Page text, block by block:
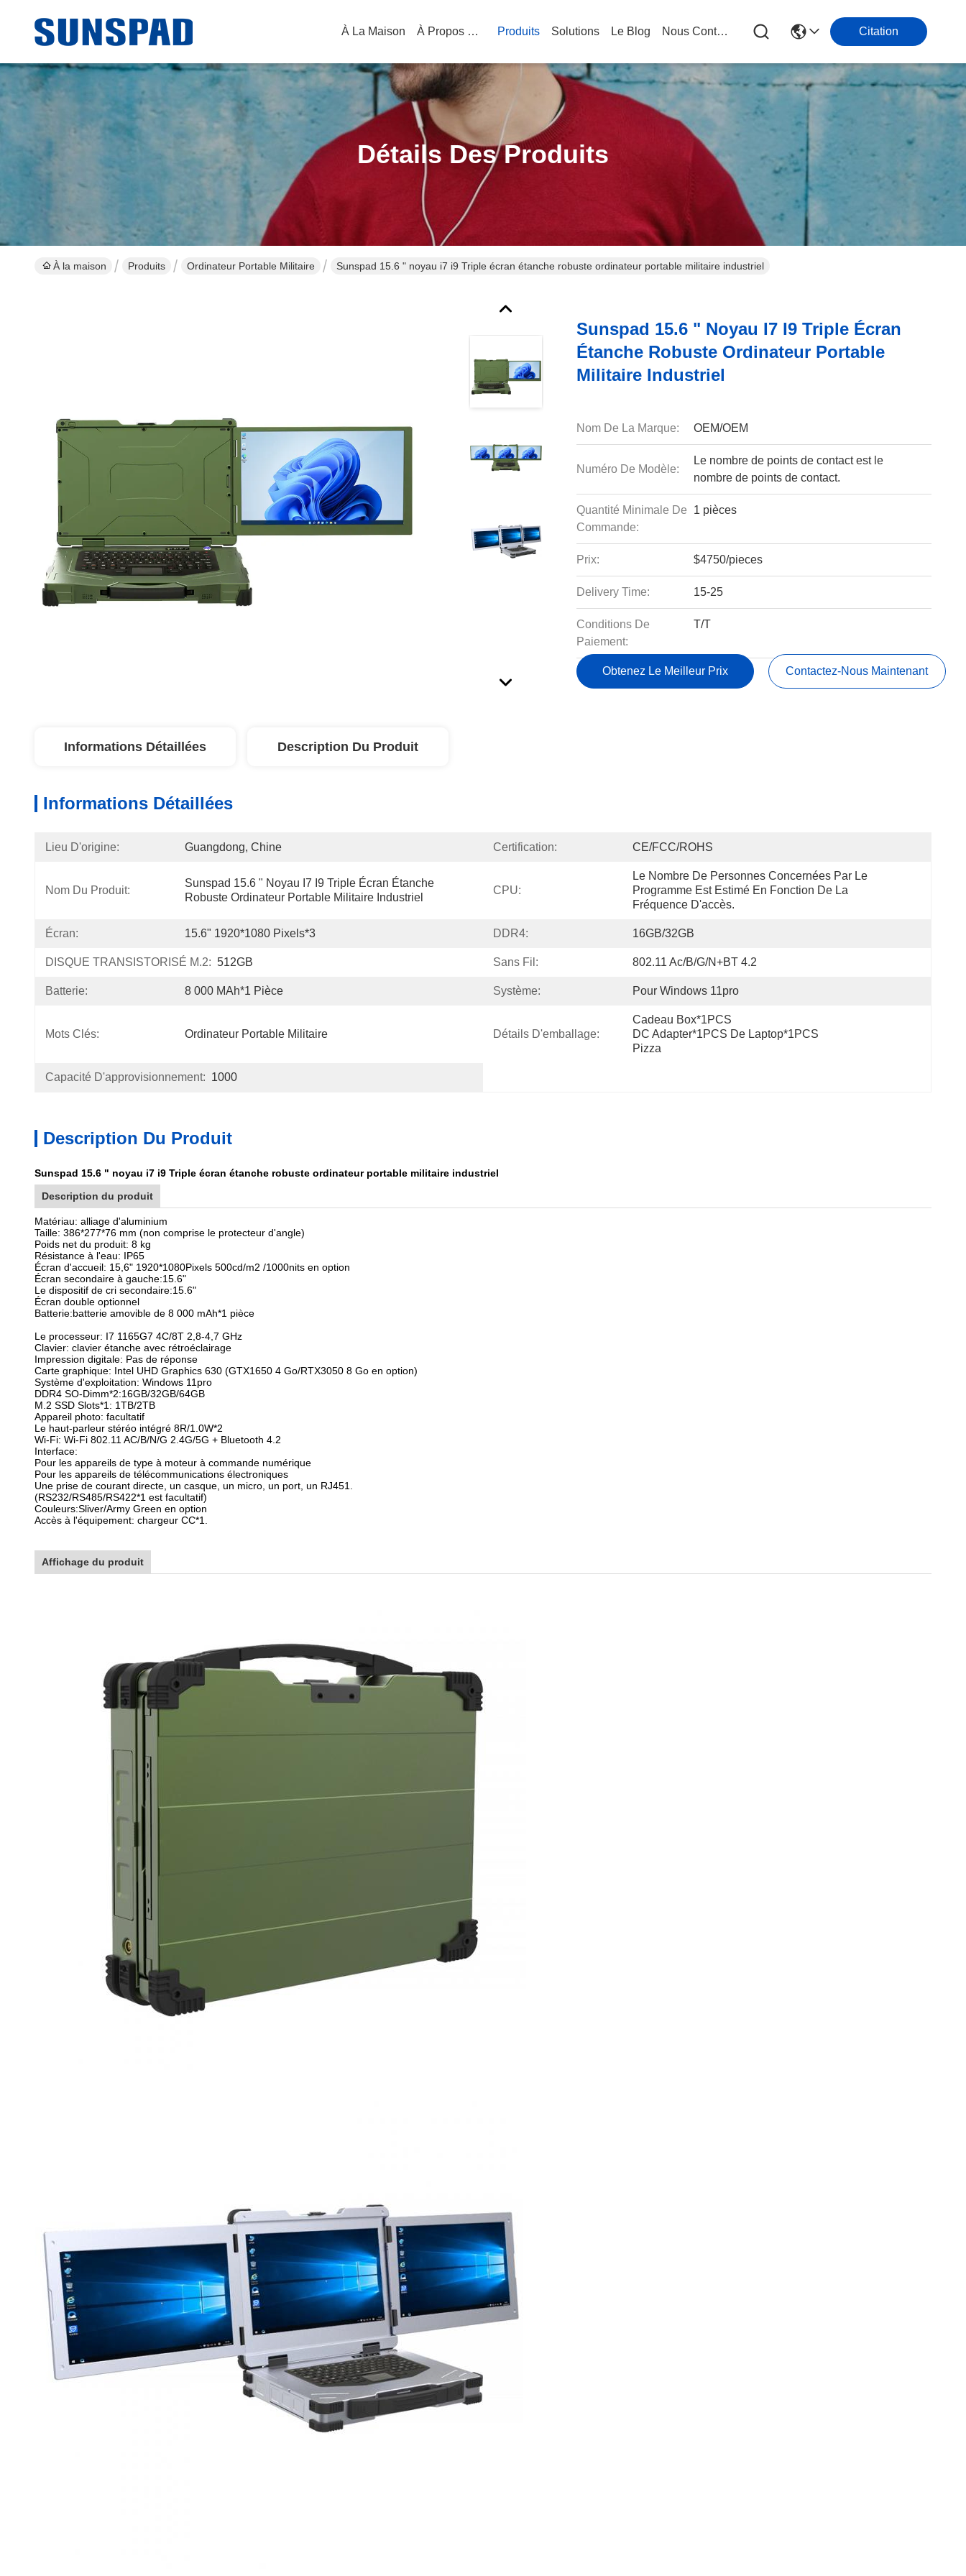
À La Maison À Propos De Nous Produits Solutions Le Blog Nous Contacter Citation
Détails Des Produits
À la maison Produits Ordinateur Portable Militaire Sunspad 15.6 " noyau i7 i9 Triple écran étanche robuste ordinateur portable militaire industriel
Sunspad 15.6 " Noyau I7 I9 Triple Écran
Étanche Robuste Ordinateur Portable
Militaire Industriel
Nom De La Marque: OEM/OEM
Numéro De Modèle:
Le nombre de points de contact est le
nombre de points de contact.
Quantité Minimale De
Commande:
1 pièces
Prix: $4750/pieces
Delivery Time: 15-25
Conditions De
Paiement:
T/T
Obtenez Le Meilleur Prix Contactez-Nous Maintenant
Informations Détaillées Description Du Produit
Informations Détaillées
Lieu D'origine: Guangdong, Chine Certification: CE/FCC/ROHS
Nom Du Produit:
Sunspad 15.6 " Noyau I7 I9 Triple Écran Étanche
Robuste Ordinateur Portable Militaire Industriel
CPU:
Le Nombre De Personnes Concernées Par Le
Programme Est Estimé En Fonction De La
Fréquence D'accès.
Écran: 15.6" 1920*1080 Pixels*3 DDR4: 16GB/32GB
DISQUE TRANSISTORISÉ M.2: 512GB Sans Fil: 802.11 Ac/b/g/n+BT 4.2
Batterie: 8 000 MAh*1 Pièce Système: Pour Windows 11pro
Mots Clés: Ordinateur Portable Militaire Détails D'emballage:
Cadeau Box*1PCS
DC Adapter*1PCS De Laptop*1PCS
Pizza
Capacité D'approvisionnement: 1000
Description Du Produit
Sunspad 15.6 " noyau i7 i9 Triple écran étanche robuste ordinateur portable militaire industriel
Description du produit
Matériau: alliage d'aluminium
Taille: 386*277*76 mm (non comprise le protecteur d'angle)
Poids net du produit: 8 kg
Résistance à l'eau: IP65
Écran d'accueil: 15,6" 1920*1080Pixels 500cd/m2 /1000nits en option
Écran secondaire à gauche:15.6"
Le dispositif de cri secondaire:15.6"
Écran double optionnel
Batterie:batterie amovible de 8 000 mAh*1 pièce
Le processeur: I7 1165G7 4C/8T 2,8-4,7 GHz
Clavier: clavier étanche avec rétroéclairage
Impression digitale: Pas de réponse
Carte graphique: Intel UHD Graphics 630 (GTX1650 4 Go/RTX3050 8 Go en option)
Système d'exploitation: Windows 11pro
DDR4 SO-Dimm*2:16GB/32GB/64GB
M.2 SSD Slots*1: 1TB/2TB
Appareil photo: facultatif
Le haut-parleur stéréo intégré 8R/1.0W*2
Wi-Fi: Wi-Fi 802.11 AC/B/N/G 2.4G/5G + Bluetooth 4.2
Interface:
Pour les appareils de type à moteur à commande numérique
Pour les appareils de télécommunications électroniques
Une prise de courant directe, un casque, un micro, un port, un RJ451.
(RS232/RS485/RS422*1 est facultatif)
Couleurs:Sliver/Army Green en option
Accès à l'équipement: chargeur CC*1.
Affichage du produit